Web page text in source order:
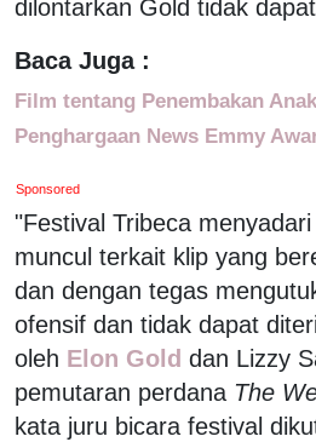
dilontarkan Gold tidak
Baca Juga :
Film tentang Penembakan
Penghargaan News Emmy
Sponsored
"Festival Tribeca
muncul terkait klip yang
dan dengan tegas
ofensif dan tidak dapat
oleh Elon Gold dan Lizzy
pemutaran perdana The
kata juru bicara festival